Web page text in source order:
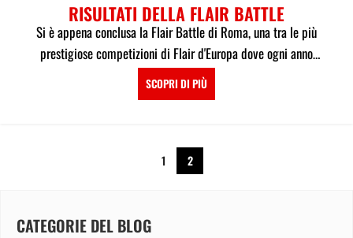
RISULTATI DELLA FLAIR BATTLE
Si è appena conclusa la Flair Battle di Roma, una tra le più
prestigiose competizioni di Flair d'Europa dove ogni anno
partecipano i pi...
SCOPRI DI PIÙ
1 2
CATEGORIE DEL BLOG